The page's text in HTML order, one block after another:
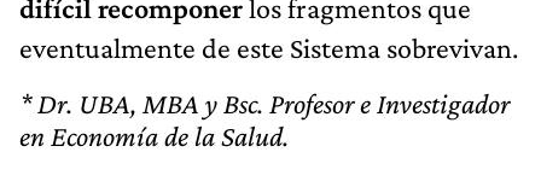
difícil recomponerlos fragmentos que
eventualmente de este Sistema sobrevivan.
* Dr. UBA, MBA y Bsc. Profesor e Investigador
en Economía de la Salud.